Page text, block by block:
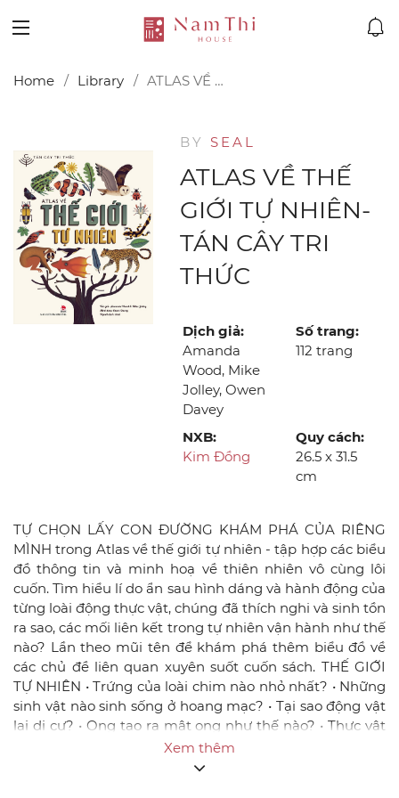
Home Library ATLAS VỀ THẾ GIỚI TỰ NHIÊN-TÁN CÂY TRI THỨC
BY SEAL
ATLAS VỀ THẾ
GIỚI TỰ NHIÊN-
TÁN CÂY TRI
THỨC
Dịch giả:
Amanda
Wood, Mike
Jolley, Owen
Davey
Số trang:
112 trang
NXB:
Kim Đồng
Quy cách:
26.5 x 31.5
cm
TỰ CHỌN LẤY CON ĐƯỜNG KHÁM PHÁ CỦA RIÊNG
MÌNH trong Atlas về thế giới tự nhiên - tập hợp các biểu
đồ thông tin và minh hoạ về thiên nhiên vô cùng lôi
cuốn. Tìm hiểu lí do ẩn sau hình dáng và hành động của
từng loài động thực vật, chúng đã thích nghi và sinh tồn
ra sao, các mối liên kết trong tự nhiên vận hành như thế
nào? Lần theo mũi tên để khám phá thêm biểu đồ về
các chủ đề liên quan xuyên suốt cuốn sách. THẾ GIỚI
TỰ NHIÊN • Trứng của loài chim nào nhỏ nhất? • Những
sinh vật nào sinh sống ở hoang mạc? • Tại sao động vật
lại di cư? • Ong tạo ra mật ong như thế nào? • Thực vật
sinh sản ra sao? Cuốn sách này sẽ giúp bạn tìm lời giải
đáp cho những câu hỏi trên và nhiều thắc mắc khác
Xem thêm